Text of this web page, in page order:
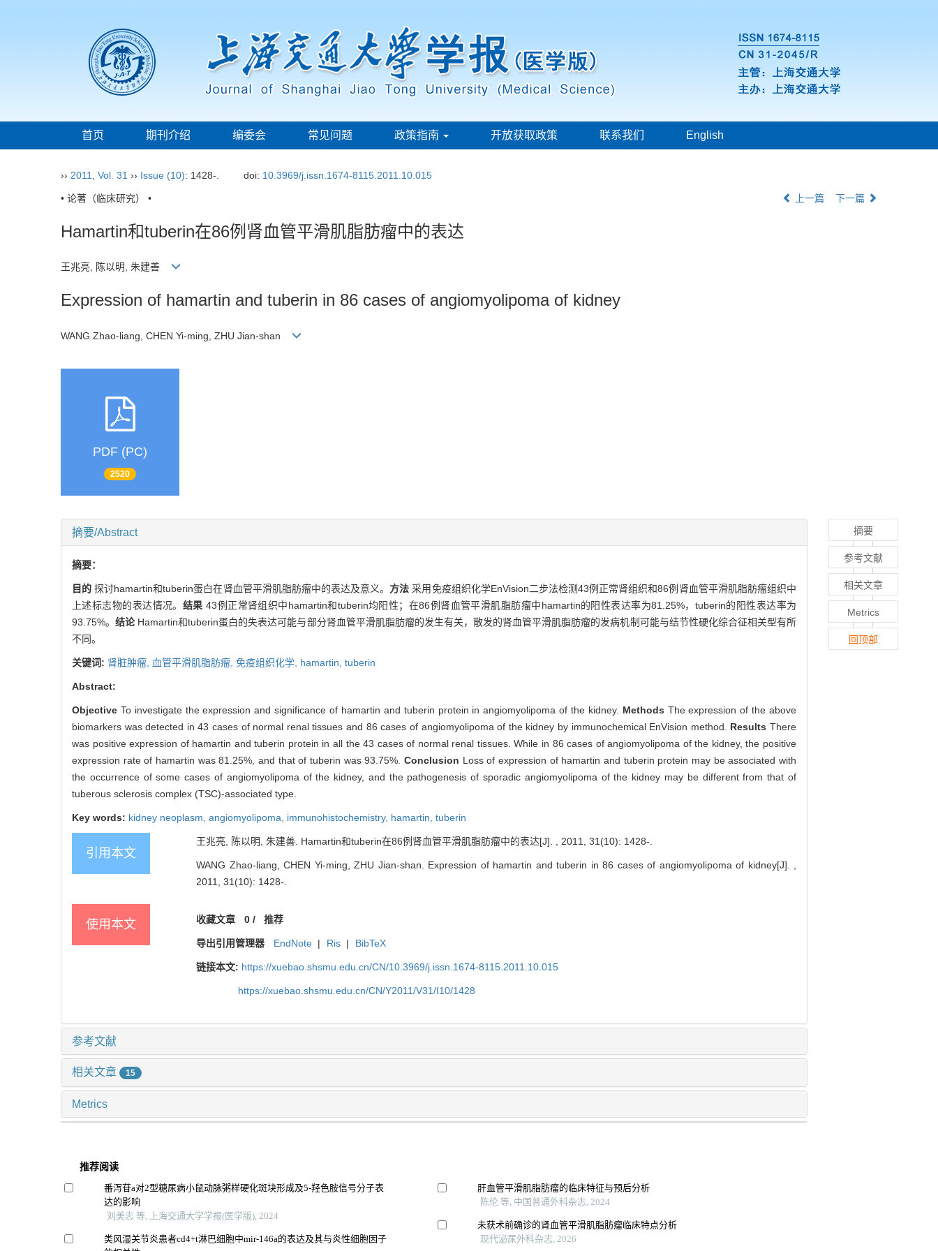
首页 期刊介绍 编委会 常见问题 政策指南 开放获取政策 联系我们 English
›› 2011 Vol. 31 ›› Issue (10): 1428-. doi: 10.3969/j.issn.1674-8115.2011.10.015
• 论著（临床研究） • 上一篇 下一篇
Hamartin和tuberin在86例肾血管平滑肌脂肪瘤中的表达
王兆亮, 陈以明, 朱建善
Expression of hamartin and tuberin in 86 cases of angiomyolipoma of kidney
WANG Zhao-liang, CHEN Yi-ming, ZHU Jian-shan
PDF (PC)
2520
摘要/Abstract
摘要：
目的探讨hamartin和tuberin蛋白在肾血管平滑肌脂肪瘤中的表达及意义。 方法采用免疫组织化学EnVision二步法检测43例正常肾组织和86例肾血管平滑肌脂肪瘤组织中
上述标志物的表达情况。 结果43例正常肾组织中hamartin和tuberin均阳性；在86例肾血管平滑肌脂肪瘤中hamartin的阳性表达率为81.25%，tuberin的阳性表达率为
93.75%。结论 Hamartin和tuberin蛋白的失表达可能与部分肾血管平滑肌脂肪瘤的发生有关，散发的肾血管平滑肌脂肪瘤的发病机制可能与结节性硬化综合征相关型有所
不同。
关键词: 肾脏肿瘤, 血管平滑肌脂肪瘤, 免疫组织化学, hamartin, tuberin
Abstract:
Objective To investigate the expression and significance of hamartin and tuberin protein in angiomyolipoma of the kidney. Methods The expression of the above
biomarkers was detected in 43 cases of normal renal tissues and 86 cases of angiomyolipoma of the kidney by immunochemical EnVision method. ResultsThere
was positive expression of hamartin and tuberin protein in all the 43 cases of normal renal tissues. While in 86 cases of angiomyolipoma of the kidney, the positive
expression rate of hamartin was 81.25%, and that of tuberin was 93.75%. Conclusion Loss of expression of hamartin and tuberin protein may be associated with
the occurrence of some cases of angiomyolipoma of the kidney, and the pathogenesis of sporadic angiomyolipoma of the kidney may be different from that of
tuberous sclerosis complex (TSC)-associated type.
Key words: kidney neoplasm, angiomyolipoma, immunohistochemistry, hamartin, tuberin
引用本文
王兆亮, 陈以明, 朱建善. Hamartin和tuberin在86例肾血管平滑肌脂肪瘤中的表达[J]. , 2011, 31(10): 1428-.
WANG Zhao-liang, CHEN Yi-ming, ZHU Jian-shan. Expression of hamartin and tuberin in 86 cases of angiomyolipoma of kidney[J]. ,
2011, 31(10): 1428-.
使用本文 收藏文章 0/ 推荐
导出引用管理器 EndNote | Ris | BibTeX
链接本文: https://xuebao.shsmu.edu.cn/CN/10.3969/j.issn.1674-8115.2011.10.015
https://xuebao.shsmu.edu.cn/CN/Y2011/V31/I10/1428
参考文献
相关文章 15
Metrics
推荐阅读
番泻苷a对2型糖尿病小鼠动脉粥样硬化斑块形成及5-羟色胺信号分子表
达的影响
刘美志 等, 上海交通大学学报(医学版), 2024
类风湿关节炎患者cd4+t淋巴细胞中mir-146a的表达及其与炎性细胞因子
肝血管平滑肌脂肪瘤的临床特征与预后分析
陈伦 等, 中国普通外科杂志, 2024
未获术前确诊的肾血管平滑肌脂肪瘤临床特点分析
现代泌尿外科杂志, 2026
摘要
参考文献
相关文章
Metrics
回顶部